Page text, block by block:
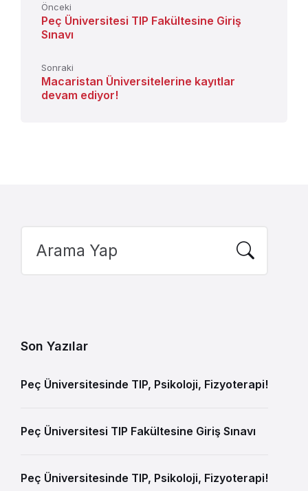
Önceki
Peç Üniversitesi TIP Fakültesine Giriş
Sınavı
Sonraki
Macaristan Üniversitelerine kayıtlar
devam ediyor!
Son Yazılar
Peç Üniversitesinde TIP, Psikoloji, Fizyoterapi!
Peç Üniversitesi TIP Fakültesine Giriş Sınavı
Peç Üniversitesinde TIP, Psikoloji, Fizyoterapi!